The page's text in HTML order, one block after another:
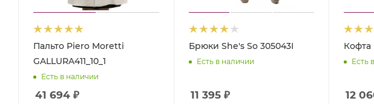
Пальто Piero Moretti
GALLURA411_10_1
Есть в наличии
41 694 ₽
Брюки She's So 305043I
Есть в наличии
11 395₽
Кофта
Есть
12